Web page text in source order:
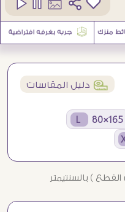
í دليل المقاسات
165×80 L
) بالسنتيمتر